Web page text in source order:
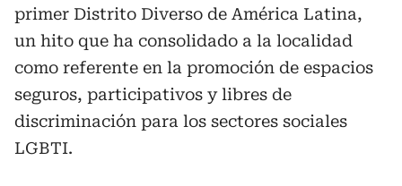
primer Distrito Diverso de América Latina,
un hito que ha consolidado a la localidad
como referente en la promoción de espacios
seguros, participativos y libres de
discriminación para los sectores sociales
LGBTI.